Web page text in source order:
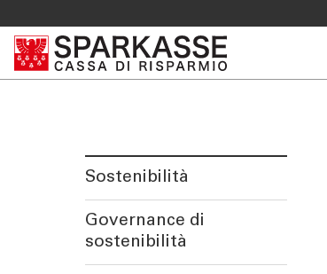
Online banking privati
Consulenza a distanza Meet
Pagamenti Mobile
Previdenza
Sostenibilità
Governance di
sostenibilità